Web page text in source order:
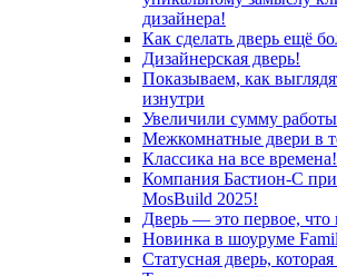
дизайнера!
Как сделать дверь ещё
Дизайнерская дверь!
Показываем, как
изнутри
Увеличили сумму
Межкомнатные двери в
Классика на все времена!
Компания Бастион-С
MosBuild 2025!
Дверь — это первое, что
Новинка в шоуруме
Статусная дверь,